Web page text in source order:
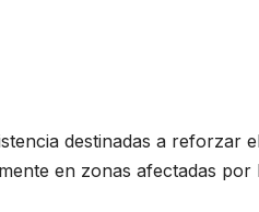
destinadas a reforzar
en zonas afectadas por